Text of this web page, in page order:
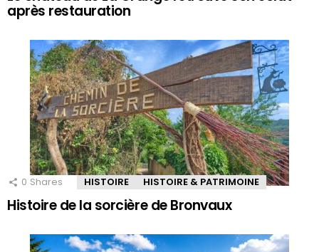
après restauration
0 Shares HISTOIRE HISTOIRE & PATRIMOINE
Histoire de la sorcière de Bronvaux